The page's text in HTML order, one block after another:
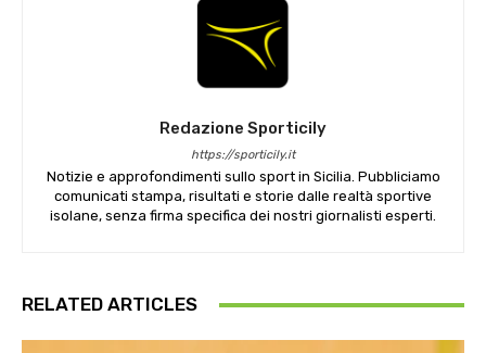
Redazione Sporticily
https://sporticily.it
Notizie e approfondimenti sullo sport in Sicilia. Pubbliciamo
comunicati stampa, risultati e storie dalle realtà sportive
isolane, senza firma specifica dei nostri giornalisti esperti.
RELATED ARTICLES